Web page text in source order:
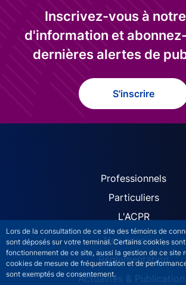
Lors de la consultation de ce site des témoins de
sont déposés sur votre terminal. Certains cookies
fonctionnement de ce site, aussi la gestion de ce site
cookies de mesure de fréquentation et de
sont exemptés de consentement.
Inscrivez-vous à
d'information et
dernières alertes de
S'inscrire
ACPR siteProfessionnels
Particuliers
L'ACPR
Nos missions
Réglementation
Actualités &